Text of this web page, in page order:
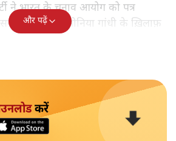
ने भारत के चुनाव आयोग को पत्र
पूर्व अध्यक्ष सोनिया गांधी के ख़िलाफ़
की मांग की है।
और पढ़ें
करें